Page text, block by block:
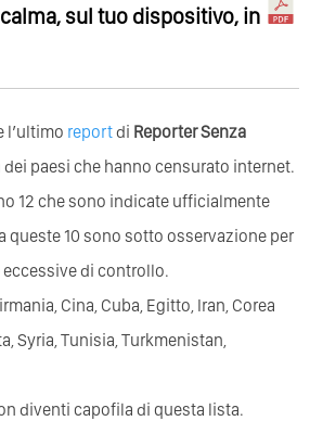
sul tuo dispositivo, in
l’ultimo reportdi Reporter Senza
dei paesi che hanno censurato internet.
12 che sono indicate ufficialmente
queste 10 sono sotto osservazione per
di controllo.
Cina, Cuba, Egitto, Iran, Corea
Syria, Tunisia, Turkmenistan,
diventi capofila di questa lista.